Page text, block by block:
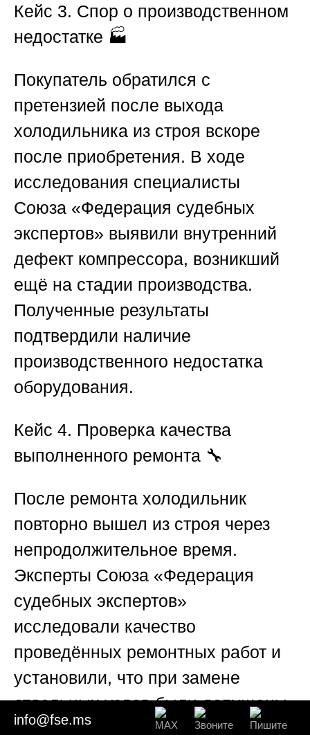
Кейс 3. Спор о производственном
недостатке 🏭
Покупатель обратился с
претензией после выхода
холодильника из строя вскоре
после приобретения. В ходе
исследования специалисты
Союза «Федерация судебных
экспертов» выявили внутренний
дефект компрессора, возникший
ещё на стадии производства.
Полученные результаты
подтвердили наличие
производственного недостатка
оборудования.
Кейс 4. Проверка качества
выполненного ремонта 🔧
После ремонта холодильник
повторно вышел из строя через
непродолжительное время.
Эксперты Союза «Федерация
судебных экспертов»
исследовали качество
проведённых ремонтных работ и
установили, что при замене
отдельных узлов были допущены
нарушения технологии, которые
info@fse.ms